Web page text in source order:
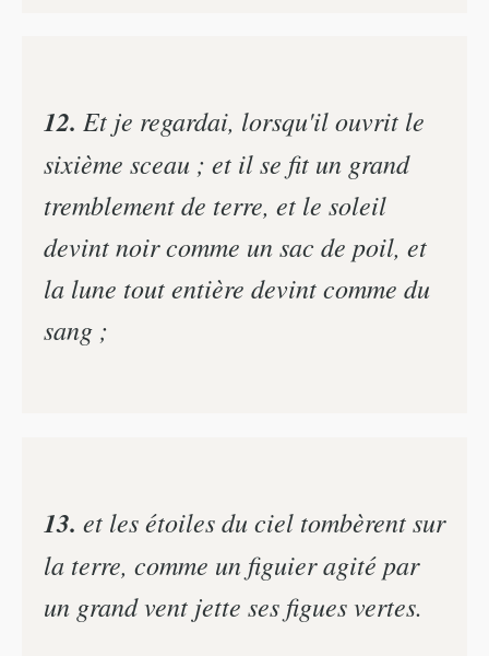
12. Et je regardai, lorsqu'il ouvrit le
sixième sceau ; et il se fit un grand
tremblement de terre, et le soleil
devint noir comme un sac de poil, et
la lune tout entière devint comme du
sang ;
13. et les étoiles du ciel tombèrent sur
la terre, comme un figuier agité par
un grand vent jette ses figues vertes.